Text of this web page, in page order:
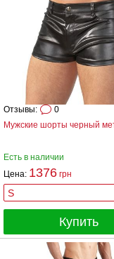
Мужские шорты черный
Отзывы: 0
Есть в наличии
Цена: 1376 грн
Купить